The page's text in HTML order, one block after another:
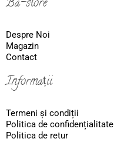
Ba-store
Despre Noi
Magazin
Contact
Informații
Termeni și condiții
Politica de confidențialitate
Politica de retur